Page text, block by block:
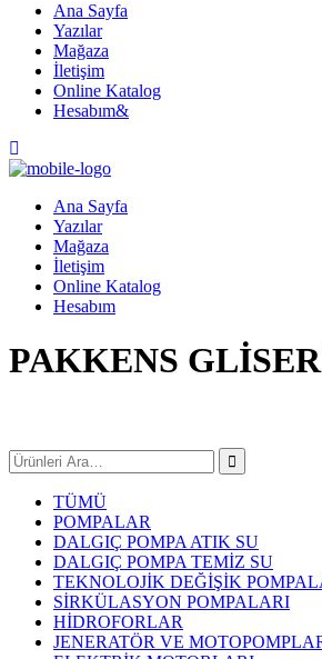
Ana Sayfa
Yazılar
Mağaza
İletişim
Online Katalog
Hesabım
Ana Sayfa
Yazılar
Mağaza
İletişim
Online Katalog
Hesabım
PAKKENS
TÜMÜ
POMPALAR
DALGIÇ POMPA ATIK SU
DALGIÇ POMPA TEMİZ SU
TEKNOLOJİK DEĞİŞİK
SİRKÜLASYON POMPALARI
HİDROFORLAR
JENERATÖR VE